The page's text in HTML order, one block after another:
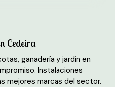
Cedeira
ganadería y jardín en
Instalaciones
mejores marcas del sector.